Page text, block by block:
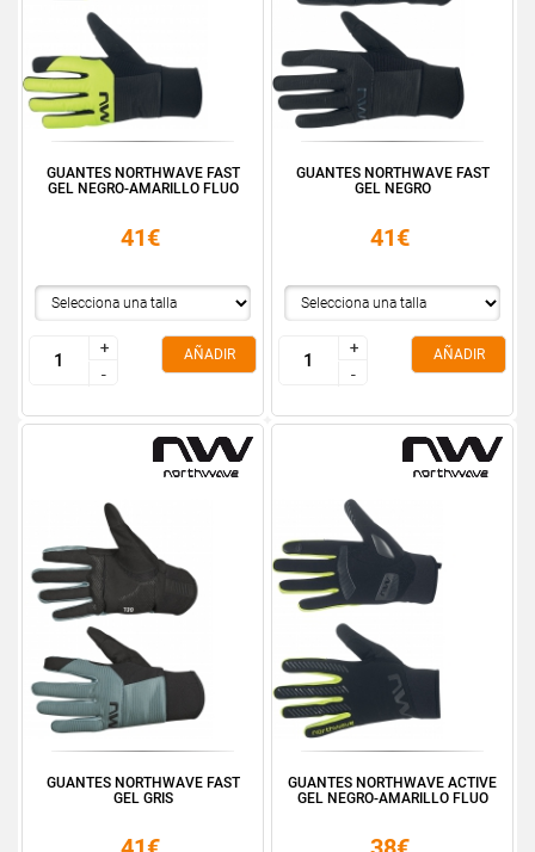
GUANTES NORTHWAVE FAST
GEL NEGRO-AMARILLO FLUO
41€
+
-
+
-
AÑADIR
GUANTES NORTHWAVE FAST
GEL NEGRO
41€
+
-
+
-
AÑADIR
GUANTES NORTHWAVE FAST
GEL GRIS
GUANTES NORTHWAVE ACTIVE
GEL NEGRO-AMARILLO FLUO